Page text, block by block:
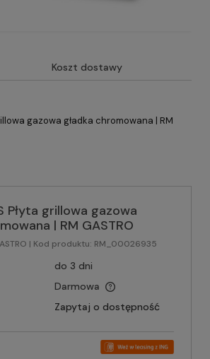
Koszt dostawy
gazowa gładka chromowana | RM
Płyta grillowa gazowa
| RM GASTRO
| Kod produktu: RM_00026935
do 3 dni
Darmowa
Zapytaj o dostępność